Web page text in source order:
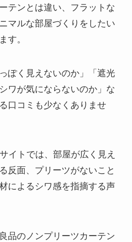
テンとは違い、フラットな
マルな部屋づくりをしたい
す。
ぽく見えないのか」「遮光
ワが気にならないのか」な
口コミも少なくありませ
イトでは、部屋が広く見え
反面、プリーツがないこと
によるシワ感を指摘する声
品のノンプリーツカーテン